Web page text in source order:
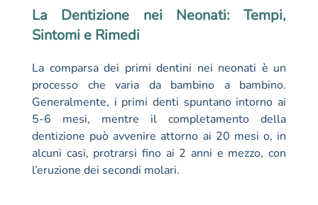
La Dentizione nei Neonati: Tempi,
Sintomi e Rimedi
La comparsa dei primi dentini nei neonati è un
processo che varia da bambino a bambino.
Generalmente, i primi denti spuntano intorno ai
5-6 mesi, mentre il completamento della
dentizione può avvenire attorno ai 20 mesi o, in
alcuni casi, protrarsi fino ai 2 anni e mezzo, con
l’eruzione dei secondi molari.